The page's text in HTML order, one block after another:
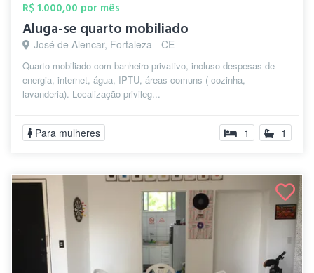
R$ 1.000,00 por mês
Aluga-se quarto mobiliado
José de Alencar, Fortaleza - CE
Quarto mobiliado com banheiro privativo, incluso despesas de
energia, internet, água, IPTU, áreas comuns ( cozinha,
lavanderia). Localização privileg...
Para mulheres 1 1